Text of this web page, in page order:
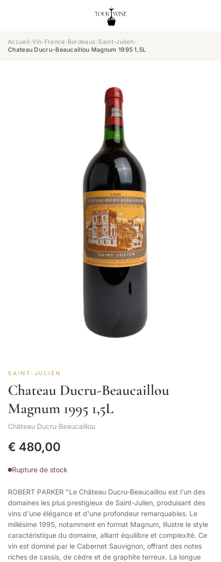
Accueil›Vin› France› Bordeaux›Saint-Julien›
Chateau Ducru-Beaucaillou Magnum 1995 1,5L
SAINT-JULIEN
Chateau Ducru-Beaucaillou
Magnum 1995 1,5L
Château Ducru-Beaucaillou
€ 480,00
Rupture de stock
ROBERT PARKER "Le Château Ducru-Beaucaillou est l'un des
domaines les plus prestigieux de Saint-Julien, produisant des
vins d'une élégance et d'une profondeur remarquables. Le
millésime 1995, notamment en format Magnum, illustre le style
caractéristique du domaine, alliant équilibre et complexité. Ce
vin est dominé par le Cabernet Sauvignon, offrant des notes
riches de cassis, de cèdre et de graphite terreux. La longue